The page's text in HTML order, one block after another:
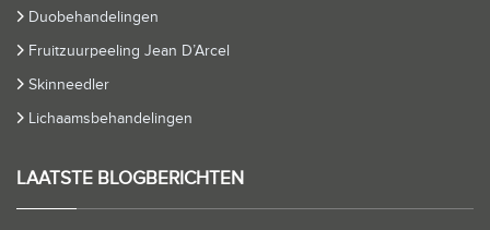
Duobehandelingen
Fruitzuurpeeling Jean D’Arcel
Skinneedler
Lichaamsbehandelingen
LAATSTE BLOGBERICHTEN